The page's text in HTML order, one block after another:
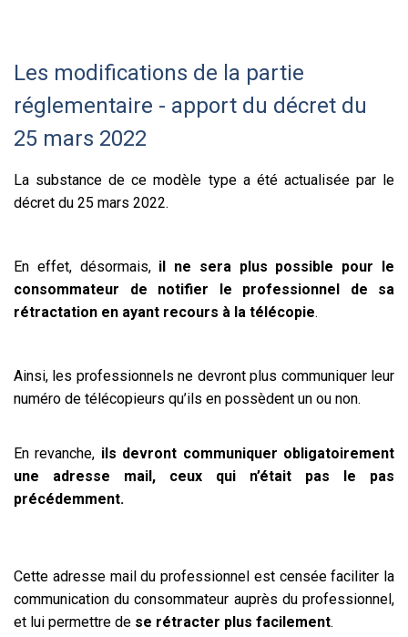
Les modifications de la partie
réglementaire - apport du décret du
25 mars 2022
La substance de ce modèle type a été actualisée par le
décret du 25 mars 2022.
En effet, désormais,il ne sera plus possible pour le
consommateur de notifier le professionnel de sa
rétractation en ayant recours à la télécopie.
Ainsi, les professionnels ne devront plus communiquer leur
numéro de télécopieurs qu’ils en possèdent un ou non.
En revanche, ils devront communiquer obligatoirement
une adresse mail, ceux qui n’était pas le pas
précédemment.
Cette adresse mail du professionnel est censée faciliter la
communication du consommateur auprès du professionnel,
et lui permettre de se rétracter plus facilement.